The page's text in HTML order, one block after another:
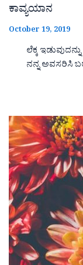
ಕಾವ್ಯಯಾನ
October 19, 2019
ಲೆಕ್ಕ
ನನ್ನ ಅವಸರಿಸಿ